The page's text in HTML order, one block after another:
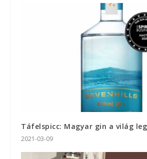
Táfelspicc: Magyar gin a világ
2021-03-09